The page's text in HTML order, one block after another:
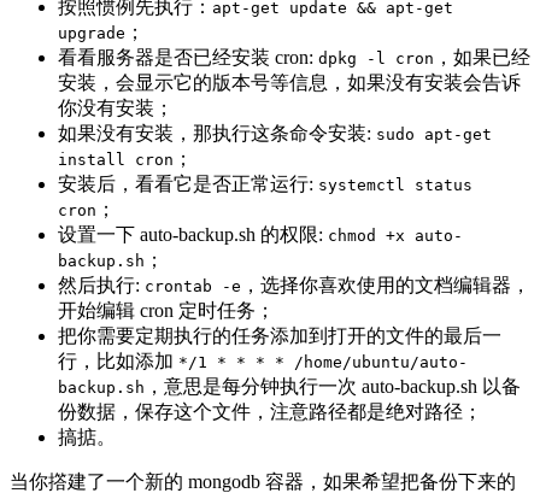
按照惯例先执行： apt-get update && apt-get
upgrade ；
看看服务器是否已经安装 cron: dpkg -l cron ，如果已经
安装，会显示它的版本号等信息，如果没有安装会告诉
你没有安装；
如果没有安装，那执行这条命令安装: sudo apt-get
install cron ；
安装后，看看它是否正常运行: systemctl status
cron ；
设置一下 auto-backup.sh 的权限: chmod +x auto-
backup.sh ；
然后执行: crontab -e ，选择你喜欢使用的文档编辑器，
开始编辑 cron 定时任务；
把你需要定期执行的任务添加到打开的文件的最后一
行，比如添加 */1 * * * * /home/ubuntu/auto-
backup.sh ，意思是每分钟执行一次 auto-backup.sh 以备
份数据，保存这个文件，注意路径都是绝对路径；
搞掂。
当你撘建了一个新的 mongodb 容器，如果希望把备份下来的